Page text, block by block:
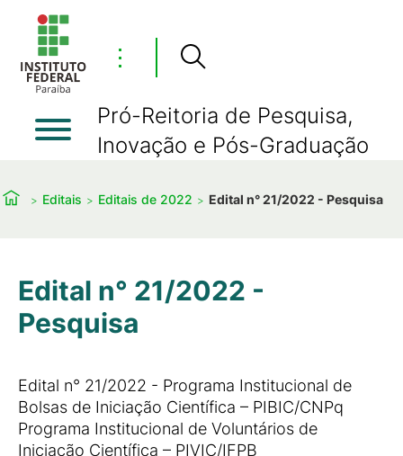
⋮
Pró-Reitoria de Pesquisa,
Inovação e Pós-Graduação
Editais Editais de 2022 Edital n° 21/2022 - Pesquisa
Edital n° 21/2022 -
Pesquisa
Edital n° 21/2022 - Programa Institucional de
Bolsas de Iniciação Científica – PIBIC/CNPq
Programa Institucional de Voluntários de
Iniciação Científica – PIVIC/IFPB